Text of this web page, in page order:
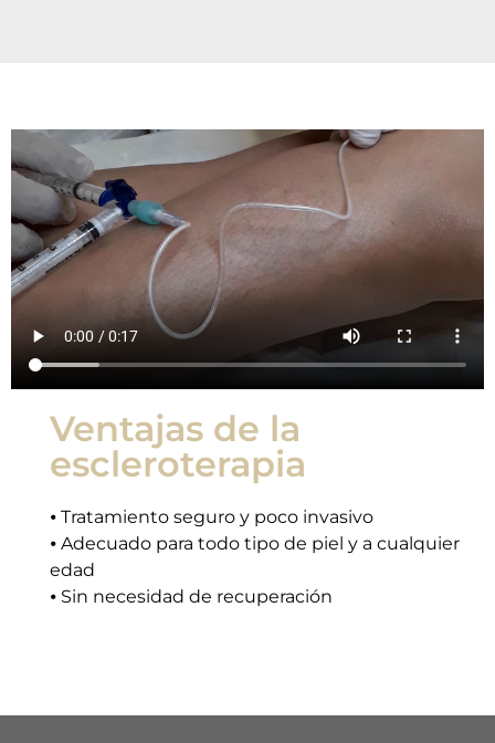
Ventajas de la
escleroterapia
⦁ Tratamiento seguro y poco invasivo
⦁ Adecuado para todo tipo de piel y a cualquier
edad
⦁ Sin necesidad de recuperación